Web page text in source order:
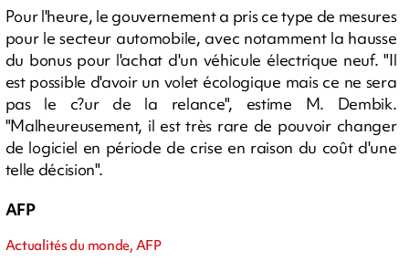
Pour l'heure, le gouvernement a pris ce type de mesures
pour le secteur automobile, avec notamment la hausse
du bonus pour l'achat d'un véhicule électrique neuf. "Il
est possible d'avoir un volet écologique mais ce ne sera
pas le c?ur de la relance", estime M. Dembik.
"Malheureusement, il est très rare de pouvoir changer
de logiciel en période de crise en raison du coût d'une
telle décision".
AFP
Actualités du monde, AFP